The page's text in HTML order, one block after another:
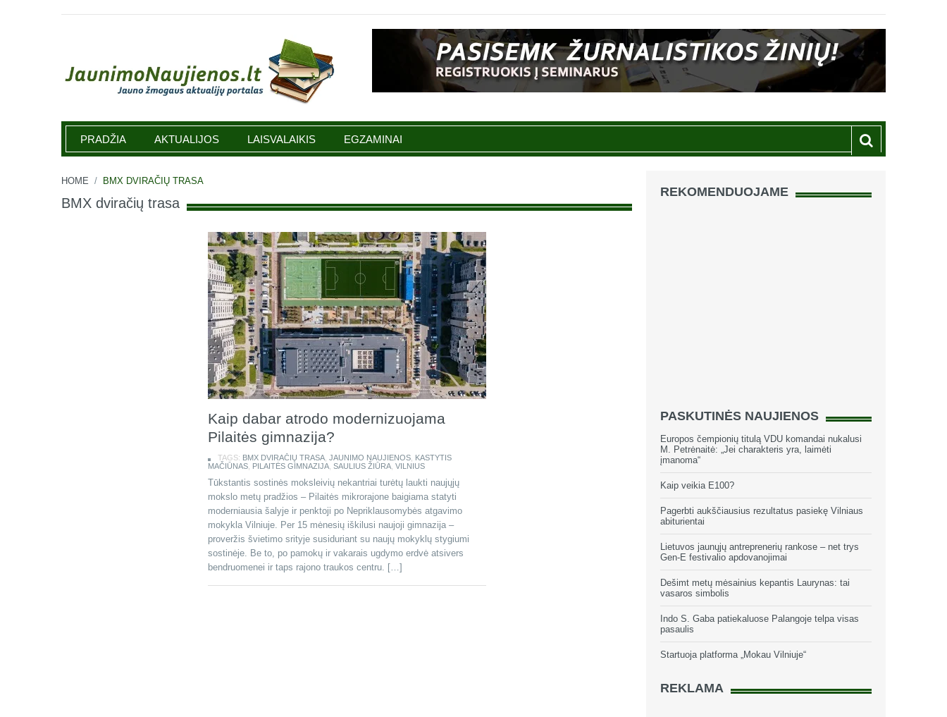
Jaunimonaujienos.lt
PRADŽIA AKTUALIJOS LAISVALAIKIS EGZAMINAI
HOME / BMX DVIRAČIŲ TRASA
BMX dviračių trasa
Kaip dabar atrodo modernizuojama
Pilaitės gimnazija?
TAGS: BMX DVIRAČIŲ TRASA, JAUNIMO NAUJIENOS, KASTYTIS
MAČIŪNAS, PILAITĖS GIMNAZIJA, SAULIUS ŽIŪRA, VILNIUS
Tūkstantis sostinės moksleivių nekantriai turėtų laukti naujųjų
mokslo metų pradžios – Pilaitės mikrorajone baigiama statyti
moderniausia šalyje ir penktoji po Nepriklausomybės atgavimo
mokykla Vilniuje. Per 15 mėnesių iškilusi naujoji gimnazija –
proveržis švietimo srityje susiduriant su naujų mokyklų stygiumi
sostinėje. Be to, po pamokų ir vakarais ugdymo erdvė atsivers
bendruomenei ir taps rajono traukos centru. […]
REKOMENDUOJAME
PASKUTINĖS NAUJIENOS
Europos čempionių titulą VDU komandai nukalusi
M. Petrėnaitė: „Jei charakteris yra, laimėti
įmanoma“
Kaip veikia E100?
Pagerbti aukščiausius rezultatus pasiekę Vilniaus
abiturientai
Lietuvos jaunųjų antreprenerių rankose – net trys
Gen-E festivalio apdovanojimai
Dešimt metų mėsainius kepantis Laurynas: tai
vasaros simbolis
Indo S. Gaba patiekaluose Palangoje telpa visas
pasaulis
Startuoja platforma „Mokau Vilniuje“
REKLAMA